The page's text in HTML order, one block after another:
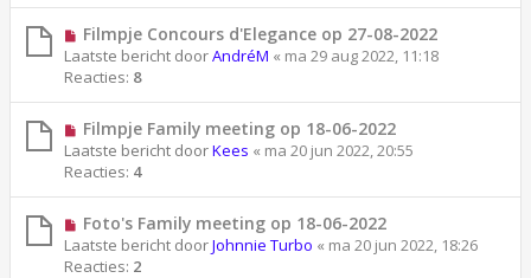
Filmpje Concours d'Elegance op 27-08-2022
Laatste bericht doorAndréM « ma 29 aug 2022, 11:18
Reacties: 8
Filmpje Family meeting op 18-06-2022
Laatste bericht doorKees « ma 20 jun 2022, 20:55
Reacties: 4
Foto's Family meeting op 18-06-2022
Laatste bericht doorJohnnie Turbo « ma 20 jun 2022, 18:26
Reacties: 2